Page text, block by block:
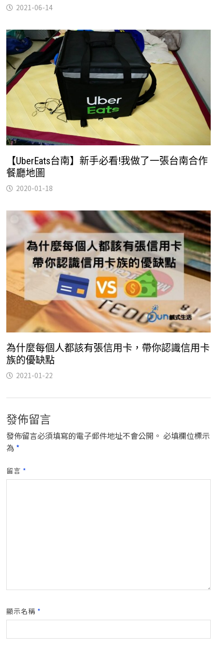
2021-06-14
【UberEats台南】新手必看!我做了一張台南合作
餐廳地圖
2020-01-18
為什麼每個人都該有張信用卡，帶你認識信用卡
族的優缺點
2021-01-22
發佈留言
發佈留言必須填寫的電子郵件地址不會公開。 必填欄位標示
為 *
留言 *
顯示名稱 *